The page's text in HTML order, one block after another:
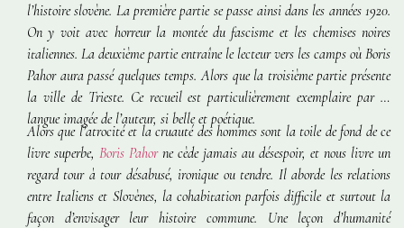
l’histoire slovène. La première partie se passe ainsi dans les années 1920.
On y voit avec horreur la montée du fascisme et les chemises noires
italiennes. La deuxième partie entraîne le lecteur vers les camps où Boris
Pahor aura passé quelques temps. Alors que la troisième partie présente
la ville de Trieste. Ce recueil est particulièrement exemplaire par la
langue imagée de l’auteur, si belle et poétique.
Alors que l’atrocité et la cruauté des hommes sont la toile de fond de ce
livre superbe, Boris Pahor ne cède jamais au désespoir, et nous livre un
regard tour à tour désabusé, ironique ou tendre. Il aborde les relations
entre Italiens et Slovènes, la cohabitation parfois difficile et surtout la
façon d’envisager leur histoire commune. Une leçon d’humanité